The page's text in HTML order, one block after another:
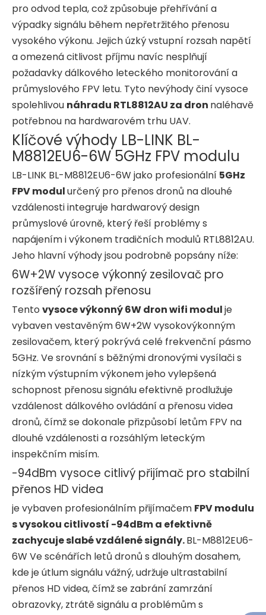
pro odvod tepla, což způsobuje přehřívání a
výpadky signálu během nepřetržitého přenosu
vysokého výkonu. Jejich úzký vstupní rozsah napětí
a omezená citlivost příjmu navíc nesplňují
požadavky dálkového leteckého monitorování a
průmyslového FPV letu. Tyto nevýhody činí vysoce
spolehlivou náhradu RTL8812AU za dron naléhavě
potřebnou na hardwarovém trhu UAV.
Klíčové výhody LB-LINK BL-
M8812EU6-6W 5GHz FPV modulu
LB-LINK BL-M8812EU6-6W jako profesionální 5GHz
FPV modulurčený pro přenos dronů na dlouhé
vzdálenosti integruje hardwarový design
průmyslové úrovně, který řeší problémy s
napájením i výkonem tradičních modulů RTL8812AU.
Jeho hlavní výhody jsou podrobně popsány níže:
6W+2W vysoce výkonný zesilovač pro
rozšířený rozsah přenosu
Tento vysoce výkonný 6W dron wifi modulje
vybaven vestavěným 6W+2W vysokovýkonným
zesilovačem, který pokrývá celé frekvenční pásmo
5GHz. Ve srovnání s běžnými dronovými vysílači s
nízkým výstupním výkonem jeho vylepšená
schopnost přenosu signálu efektivně prodlužuje
vzdálenost dálkového ovládání a přenosu videa
dronů, čímž se dokonale přizpůsobí letům FPV na
dlouhé vzdálenosti a rozsáhlým leteckým
inspekčním misím.
-94dBm vysoce citlivý přijímač pro stabilní
přenos HD videa
je vybaven profesionálním přijímačem FPV modulu
s vysokou citlivostí -94dBm a efektivně
zachycuje slabé vzdálené signály.BL-M8812EU6-
6W Ve scénářích letů dronů s dlouhým dosahem,
kde je útlum signálu vážný, udržuje ultrastabilní
přenos HD videa, čímž se zabrání zamrzání
obrazovky, ztrátě signálu a problémům s